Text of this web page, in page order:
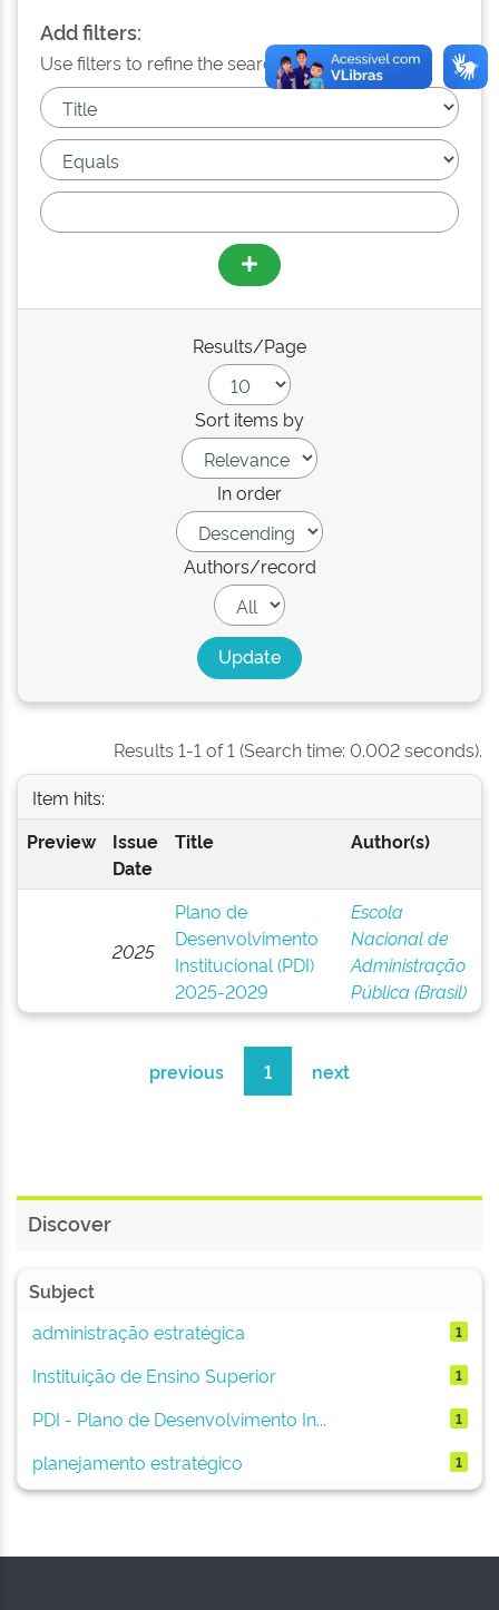
Add filters:
Use filters to refine the search results.
Results/Page
Sort items by
In order
Authors/record
Results 1-1 of 1 (Search time: 0.002 seconds).
Item hits:
Preview
Issue
Date
Title Author(s)
2025
Plano de
Desenvolvimento
Institucional (PDI)
2025-2029
Escola
Nacional de
Administração
Pública (Brasil)
previous 1 next
Discover
Subject
administração estratégica
1
Instituição de Ensino Superior 1
PDI - Plano de Desenvolvimento In... 1
planejamento estratégico 1